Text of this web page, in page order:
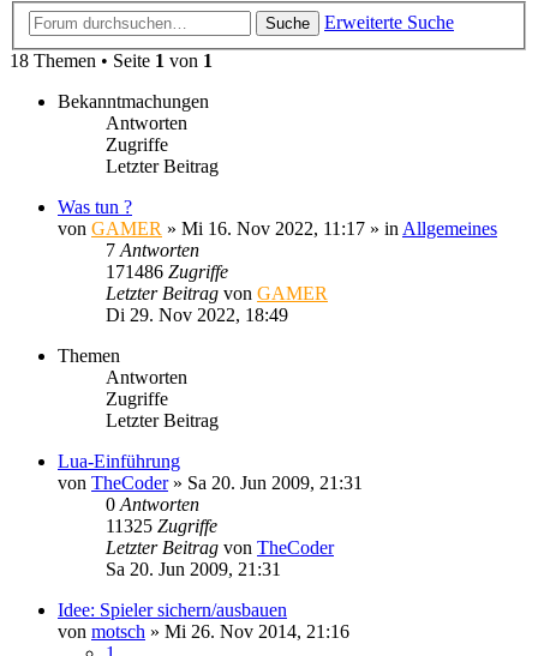
Suche
Erweiterte Suche
18 Themen • Seite 1 von 1
Bekanntmachungen
Antworten
Zugriffe
Letzter Beitrag
Was tun ?
von GAMER » Mi 16. Nov 2022, 11:17 » in Allgemeines
7 Antworten
171486 Zugriffe
Letzter Beitrag von GAMER
Di 29. Nov 2022, 18:49
Themen
Antworten
Zugriffe
Letzter Beitrag
Lua-Einführung
von TheCoder» Sa 20. Jun 2009, 21:31
0 Antworten
11325 Zugriffe
Letzter Beitrag von TheCoder
Sa 20. Jun 2009, 21:31
Idee: Spieler sichern/ausbauen
von motsch » Mi 26. Nov 2014, 21:16